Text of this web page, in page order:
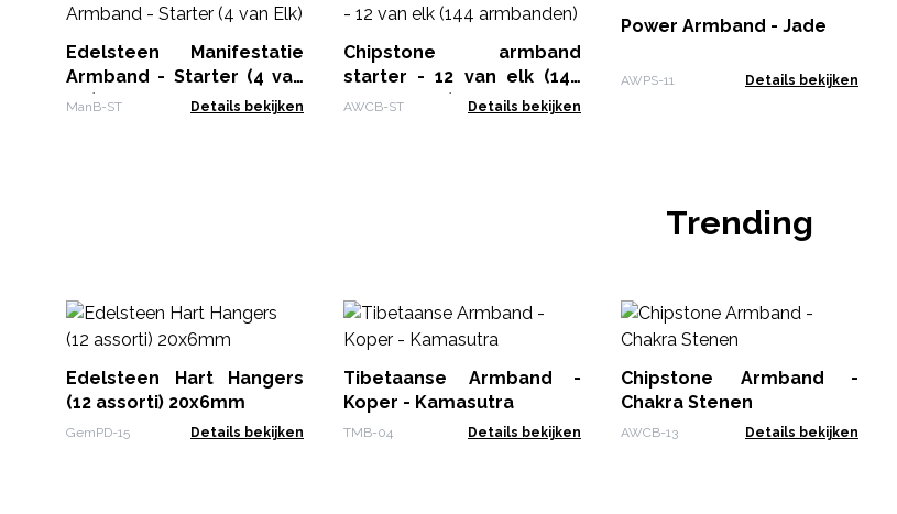
Edelsteen Manifestatie
Armband - Starter (4 van
Elk)
ManB-ST Details bekijken
Chipstone armband
starter - 12 van elk (144
armbanden)
AWCB-ST Details bekijken
Power Armband - Jade
AWPS-11 Details bekijken
Trending
Edelsteen Hart Hangers
(12 assorti) 20x6mm
GemPD-15 Details bekijken
Tibetaanse Armband -
Koper - Kamasutra
TMB-04 Details bekijken
Chipstone Armband -
Chakra Stenen
AWCB-13 Details bekijken